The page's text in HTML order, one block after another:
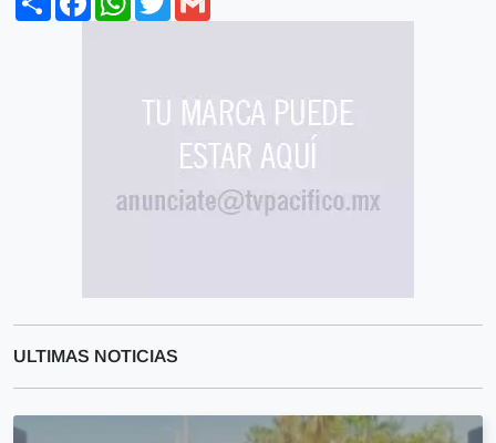
ULTIMAS NOTICIAS